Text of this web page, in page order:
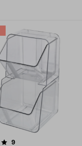
9recensioner
4.0 av 5 stjärnor